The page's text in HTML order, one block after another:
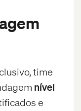
time
nível
e